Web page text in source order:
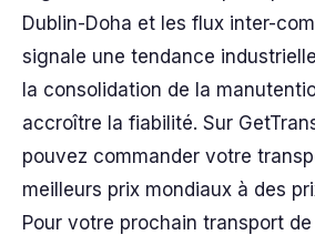
Dublin-Doha et les flux inter-
signale une tendance
la consolidation de la
accroître la fiabilité. Sur
pouvez commander votre
meilleurs prix mondiaux à des
Pour votre prochain transport